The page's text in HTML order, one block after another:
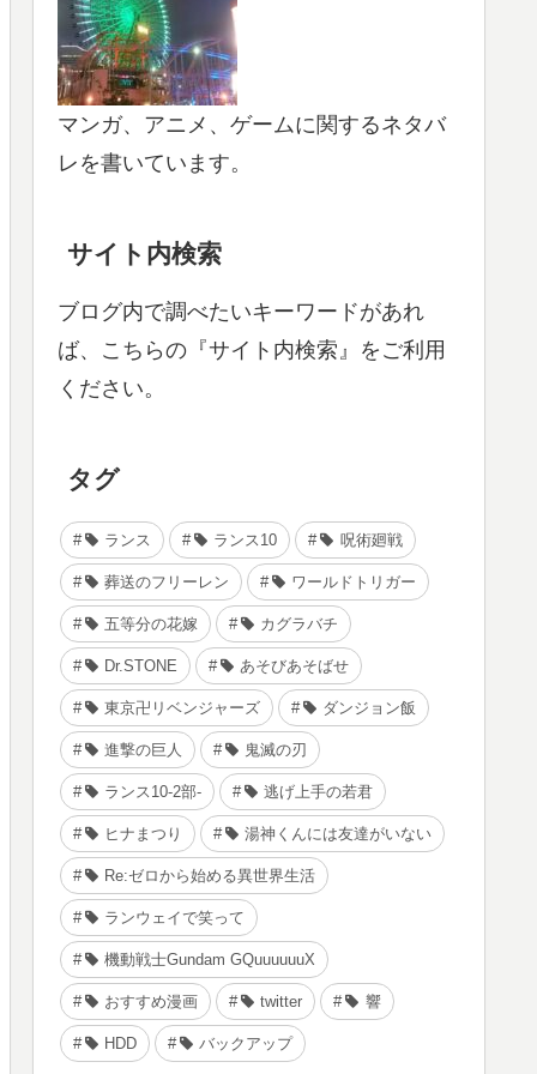
マンガ、アニメ、ゲームに関するネタバ
レを書いています。
サイト内検索
ブログ内で調べたいキーワードがあれ
ば、こちらの『サイト内検索』をご利用
ください。
タグ
ランス ランス10 呪術廻戦
葬送のフリーレン ワールドトリガー
五等分の花嫁 カグラバチ
Dr.STONE あそびあそばせ
東京卍リベンジャーズ ダンジョン飯
進撃の巨人 鬼滅の刃
ランス10-2部- 逃げ上手の若君
ヒナまつり 湯神くんには友達がいない
Re:ゼロから始める異世界生活
ランウェイで笑って
機動戦士Gundam GQuuuuuuX
おすすめ漫画 twitter 響
HDD バックアップ